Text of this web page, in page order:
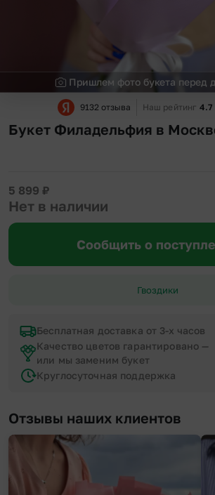
Пришлем фото букета перед
9132 отзыва Наш рейтинг 4.7
Букет Филадельфия в
5 899 ₽
Нет в наличии
Сообщить о
Гвоздики
Бесплатная доставка от 3-х часов
Качество цветов гарантировано —
или мы заменим букет
Круглосуточная поддержка
Отзывы наших клиентов